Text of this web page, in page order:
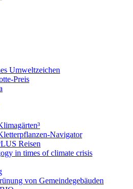
Umweltzeichen
Preis
Navigator
Reisen
in times of climate crisis
von Gemeindegebäuden